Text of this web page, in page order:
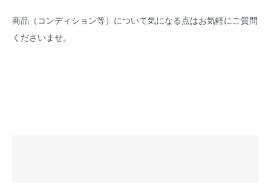
商品（コンディション等）について気になる点はお気軽にご質問
くださいませ。